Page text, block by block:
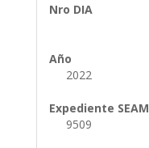
Nro DIA
Año
2022
Expediente SEAM
9509